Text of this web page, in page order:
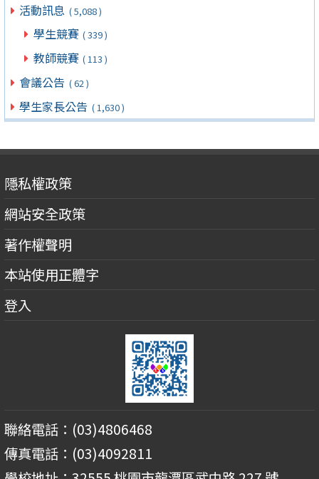
活動訊息 ( 5,088 )
學生競賽 ( 339 )
教師競賽 ( 113 )
會議公告 ( 62 )
學生家長公告 ( 1,630 )
隱私權政策
網站安全政策
著作權聲明
本站使用正體字
登入
聯絡電話：(03)4806468
傳真電話：(03)4092811